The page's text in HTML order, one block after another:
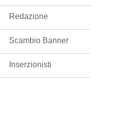
Redazione
Scambio Banner
Inserzionisti